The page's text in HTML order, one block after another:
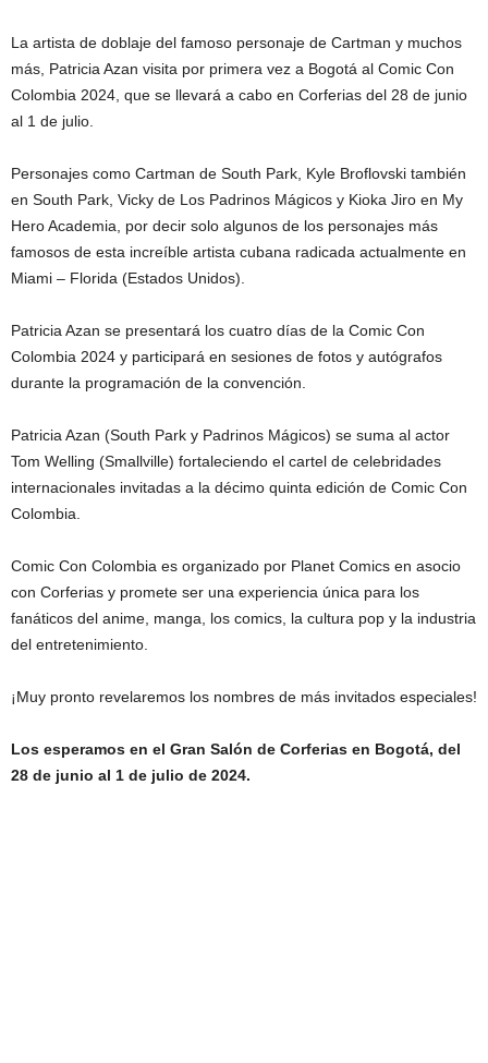
La artista de doblaje del famoso personaje de Cartman y muchos
más, Patricia Azan visita por primera vez a Bogotá al Comic Con
Colombia 2024, que se llevará a cabo en Corferias del 28 de junio
al 1 de julio.
Personajes como Cartman de South Park, Kyle Broflovski también
en South Park, Vicky de Los Padrinos Mágicos y Kioka Jiro en My
Hero Academia, por decir solo algunos de los personajes más
famosos de esta increíble artista cubana radicada actualmente en
Miami – Florida (Estados Unidos).
Patricia Azan se presentará los cuatro días de la Comic Con
Colombia 2024 y participará en sesiones de fotos y autógrafos
durante la programación de la convención.
Patricia Azan (South Park y Padrinos Mágicos) se suma al actor
Tom Welling (Smallville) fortaleciendo el cartel de celebridades
internacionales invitadas a la décimo quinta edición de Comic Con
Colombia.
Comic Con Colombia es organizado por Planet Comics en asocio
con Corferias y promete ser una experiencia única para los
fanáticos del anime, manga, los comics, la cultura pop y la industria
del entretenimiento.
¡Muy pronto revelaremos los nombres de más invitados especiales!
Los esperamos en el Gran Salón de Corferias en Bogotá, del
28 de junio al 1 de julio de 2024.